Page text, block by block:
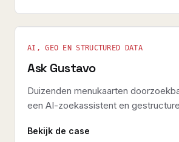
AI, GEO EN STRUCTURED DATA
Ask Gustavo
Duizenden menukaarten
een AI-zoekassistent en
Bekijk de case